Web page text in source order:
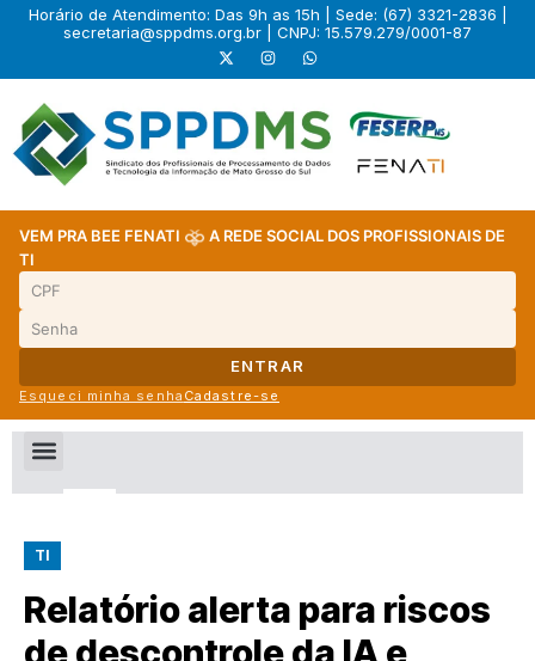
Horário de Atendimento: Das 9h as 15h | Sede: (67) 3321-2836 |
secretaria@sppdms.org.br | CNPJ: 15.579.279/0001-87
VEM PRA BEE FENATI
A REDE SOCIAL DOS PROFISSIONAIS DE
TI
ENTRAR
Esqueci minha senha Cadastre-se
TI
Relatório alerta para riscos
de descontrole da IA e